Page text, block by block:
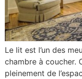
Le lit est l’un des
chambre à coucher.
pleinement de